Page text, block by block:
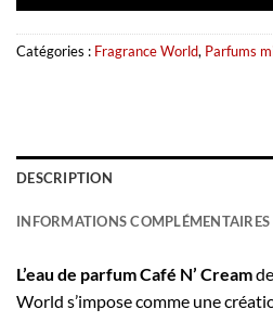
Catégories : Fragrance World, Parfums
DESCRIPTION
INFORMATIONS COMPLÉMENTAIRES
L’eau de parfum Café N’ Cream
World s’impose comme une